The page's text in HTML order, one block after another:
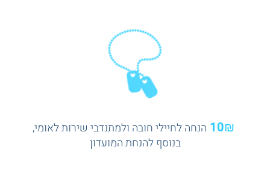
10₪ הנחה לחיילי חובה ולמתנדבי שירות לאומי,
בנוסף להנחת המועדון